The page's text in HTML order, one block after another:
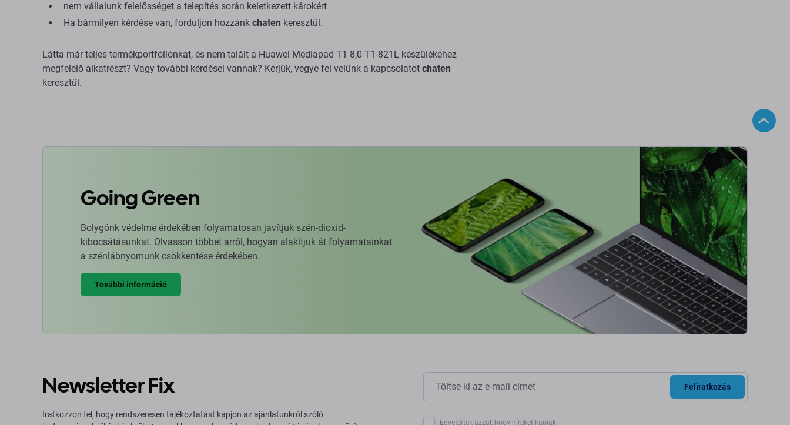
nem vállalunk felelősséget a telepítés során keletkezett károkért
Ha bármilyen kérdése van, forduljon hozzánk chaten keresztül.
Látta már teljes termékportfóliónkat, és nem talált a Huawei Mediapad T1 8,0 T1-821L készülékéhez
megfelelő alkatrészt? Vagy további kérdései vannak? Kérjük, vegye fel velünk a kapcsolatot chaten
keresztül.
Going Green
Bolygónk védelme érdekében folyamatosan javítjuk szén-dioxid-
kibocsátásunkat. Olvasson többet arról, hogyan alakítjuk át folyamatainkat
a szénlábnyomunk csökkentése érdekében.
További információ
Newsletter Fix
Iratkozzon fel, hogy rendszeresen tájékoztatást kapjon az ajánlatunkról szóló
Feliratkozás
Egyetértek azzal, hogy híreket kapjak